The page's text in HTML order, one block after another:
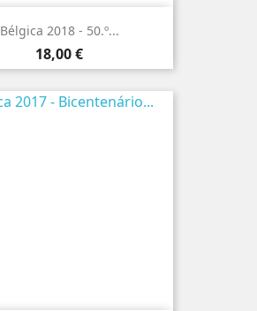
Bélgica 2018 - 50.º...
Preço
18,00 €